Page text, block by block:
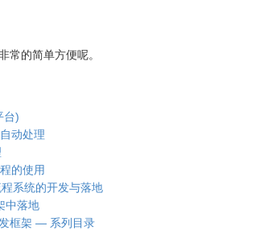
常的简单方便呢。
台)
动处理
的使用
系统的开发与落地
中落地
框架 — 系列目录